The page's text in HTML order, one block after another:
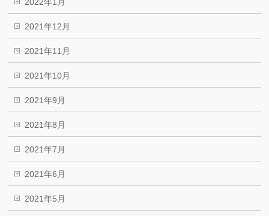
2021年12月
2021年11月
2021年10月
2021年9月
2021年8月
2021年7月
2021年6月
2021年5月